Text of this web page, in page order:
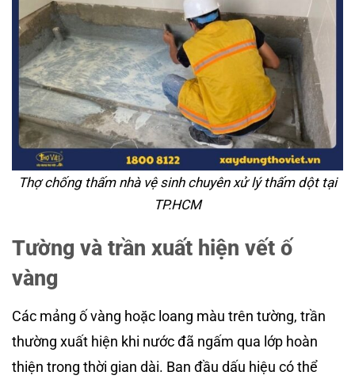
Thợ chống thấm nhà vệ sinh chuyên xử lý thấm dột tại
TP.HCM
Tường và trần xuất hiện vết ố
vàng
Các mảng ố vàng hoặc loang màu trên tường, trần
thường xuất hiện khi nước đã ngấm qua lớp hoàn
thiện trong thời gian dài. Ban đầu dấu hiệu có thể